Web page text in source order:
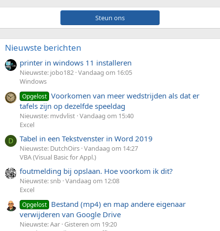
Steun ons
Nieuwste berichten
printer in windows 11 installeren
Nieuwste: jobo182 Vandaag om 16:05
Windows
Opgelost Voorkomen van meer wedstrijden als dat er
tafels zijn op dezelfde speeldag
Nieuwste: mvdvlist Vandaag om 15:40
Excel
D Tabel in een Tekstvenster in Word 2019
Nieuwste: DutchOirs Vandaag om 14:27
VBA (Visual Basic for Appl.)
foutmelding bij opslaan. Hoe voorkom ik dit?
Nieuwste: snb Vandaag om 12:08
Excel
Opgelost Bestand (mp4) en map andere eigenaar
verwijderen van Google Drive
Nieuwste: Aar Gisteren om 19:20